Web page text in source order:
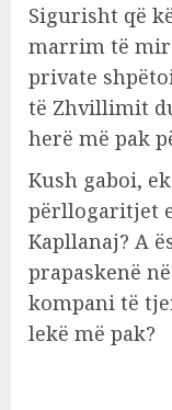
Sigurisht që
marrim të
private
të Zhvillimit
herë më pak
Kush gaboi,
përllogaritjet
Kapllanaj? A
prapaskenë
kompani të
lekë më pak?